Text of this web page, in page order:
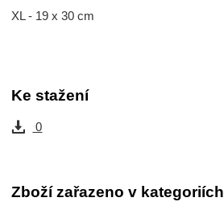
XL - 19 x 30 cm
Ke stažení
0
Zboží zařazeno v kategoriích